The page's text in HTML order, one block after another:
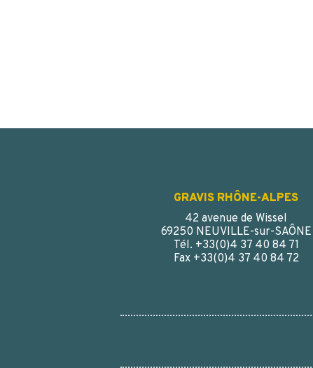
GRAVIS RHÔNE-ALPES
42 avenue de Wissel
69250 NEUVILLE-sur-SAÔNE
Tél. +33(0)4 37 40 84 71
Fax +33(0)4 37 40 84 72